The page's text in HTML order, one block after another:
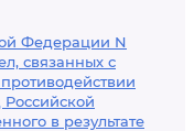
Федерации N
связанных с
в результате